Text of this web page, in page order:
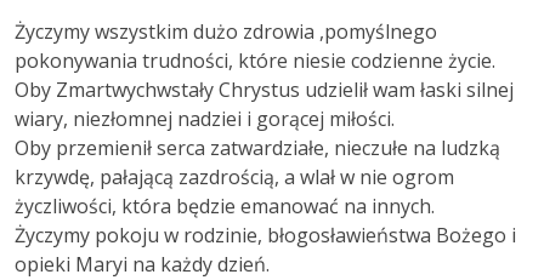
Życzymy wszystkim dużo zdrowia ,pomyślnego
pokonywania trudności, które niesie codzienne życie.
Oby Zmartwychwstały Chrystus udzielił wam łaski silnej
wiary, niezłomnej nadziei i gorącej miłości.
Oby przemienił serca zatwardziałe, nieczułe na ludzką
krzywdę, pałającą zazdrością, a wlał w nie ogrom
życzliwości, która będzie emanować na innych.
Życzymy pokoju w rodzinie, błogosławieństwa Bożego i
opieki Maryi na każdy dzień.